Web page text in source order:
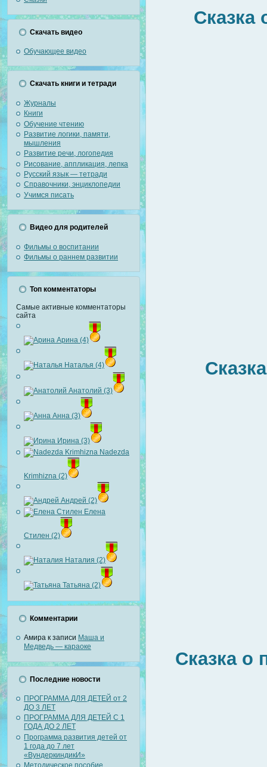
Скачать видео
Обучающее видео
Скачать книги и тетради
Журналы
Книги
Обучение чтению
Развитие логики, памяти,
мышления
Развитие речи, логопедия
Рисование, аппликация, лепка
Русский язык — тетради
Справочники, энциклопедии
Учимся писать
Видео для родителей
Фильмы о воспитании
Фильмы о раннем развитии
Топ комментаторы
Самые активные комментаторы
сайта
Арина (4)
Наталья (4)
Анатолий (3)
Анна (3)
Ирина (3)
Nadezda
Krimhizna (2)
Андрей (2)
Елена
Стилен (2)
Наталия (2)
Татьяна (2)
Комментарии
Амира к записи Маша и
Медведь — караоке
Последние новости
ПРОГРАММА ДЛЯ ДЕТЕЙ от 2
ДО 3 ЛЕТ
ПРОГРАММА ДЛЯ ДЕТЕЙ С 1
ГОДА ДО 2 ЛЕТ
Программа развития детей от
1 года до 7 лет
«ВундеркиндикИ»
Методическое пособие
Сказка
Сказка о